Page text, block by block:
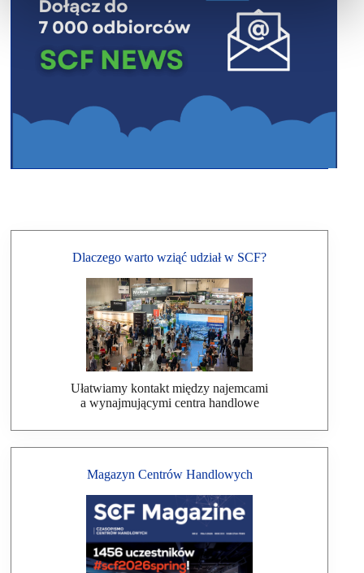
Dlaczego warto wziąć udział w SCF?
Ułatwiamy kontakt między najemcami
a wynajmującymi centra handlowe
Magazyn Centrów Handlowych